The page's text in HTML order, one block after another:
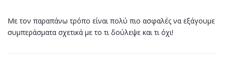
Με τον παραπάνω τρόπο είναι πολύ πιο ασφαλές να εξάγουμε
συμπεράσματα σχετικά με το τι δούλεψε και τι όχι!